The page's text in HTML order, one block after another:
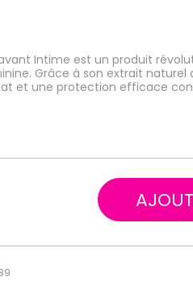
Intime est un produit
Grâce à son extrait naturel
et une protection efficace